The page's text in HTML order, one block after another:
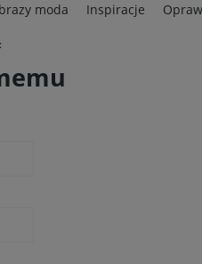
moda Inspiracje